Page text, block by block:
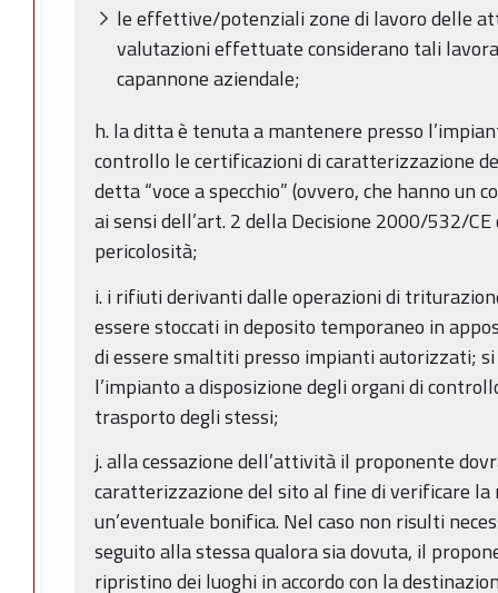
le effettive/potenziali zone di lavoro delle
valutazioni effettuate considerano tali
capannone aziendale;
h. la ditta è tenuta a mantenere presso
controllo le certificazioni di caratterizzazione
detta “voce a specchio” (ovvero, che hanno un
ai sensi dell’art. 2 della Decisione 2000/532/
pericolosità;
i. i rifiuti derivanti dalle operazioni di
essere stoccati in deposito temporaneo in
di essere smaltiti presso impianti autorizzati;
l’impianto a disposizione degli organi di
trasporto degli stessi;
j. alla cessazione dell’attività il proponente
caratterizzazione del sito al fine di verificare la
un’eventuale bonifica. Nel caso non risulti
seguito alla stessa qualora sia dovuta, il
ripristino dei luoghi in accordo con la